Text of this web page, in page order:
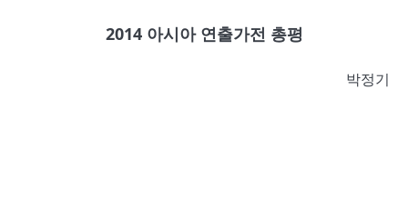
2014 아시아 연출가전 총평
박정기